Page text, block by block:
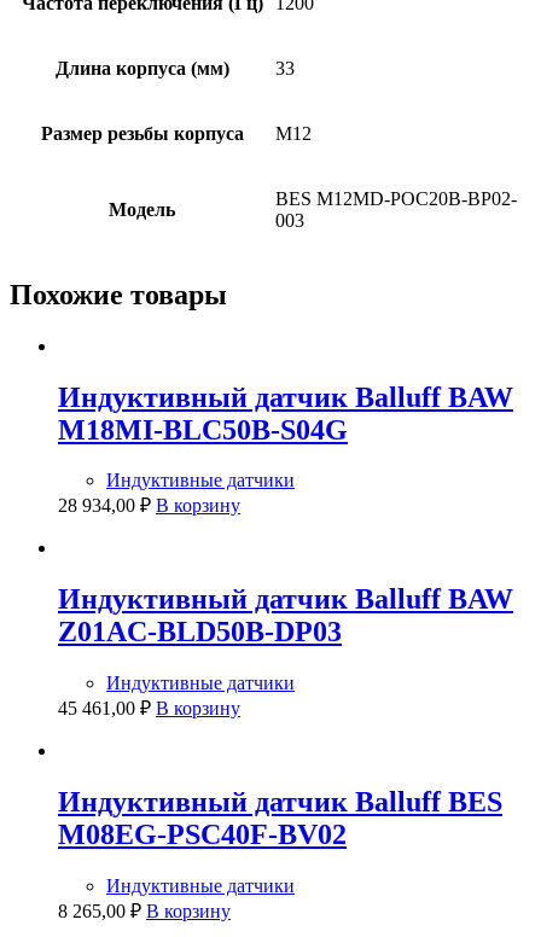
Длина корпуса (мм) 33
Размер резьбы корпуса M12
Модель
BES M12MD-POC20B-BP02-
003
Похожие товары
Индуктивный датчик Balluff BAW
M18MI-BLC50B-S04G
Индуктивные датчики
28 934,00 ₽ В корзину
Индуктивный датчик Balluff BAW
Z01AC-BLD50B-DP03
Индуктивные датчики
45 461,00 ₽ В корзину
Индуктивный датчик Balluff BES
M08EG-PSC40F-BV02
Индуктивные датчики
8 265,00 ₽ В корзину